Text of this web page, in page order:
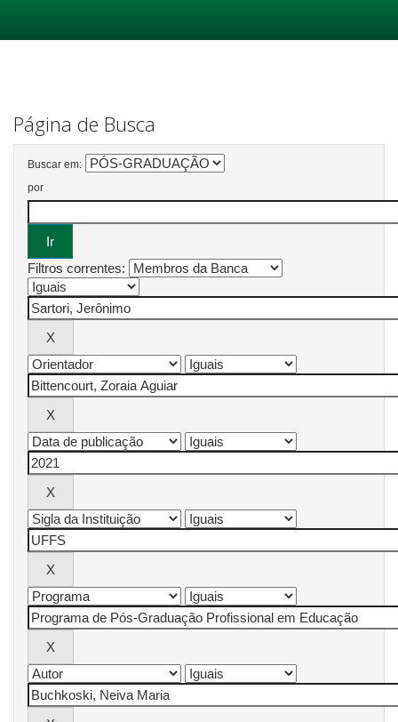
Página de Busca
Buscar em:
por
Filtros correntes: